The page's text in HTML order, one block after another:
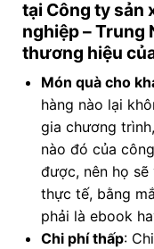
tại Công tysản
nghiệp– Trung
thương hiệu
Món quà cho
hàng nào lại
gia chương
nào đó của
được, nên họ
thực tế, bằng
phải là ebook
Chi phí thấp: